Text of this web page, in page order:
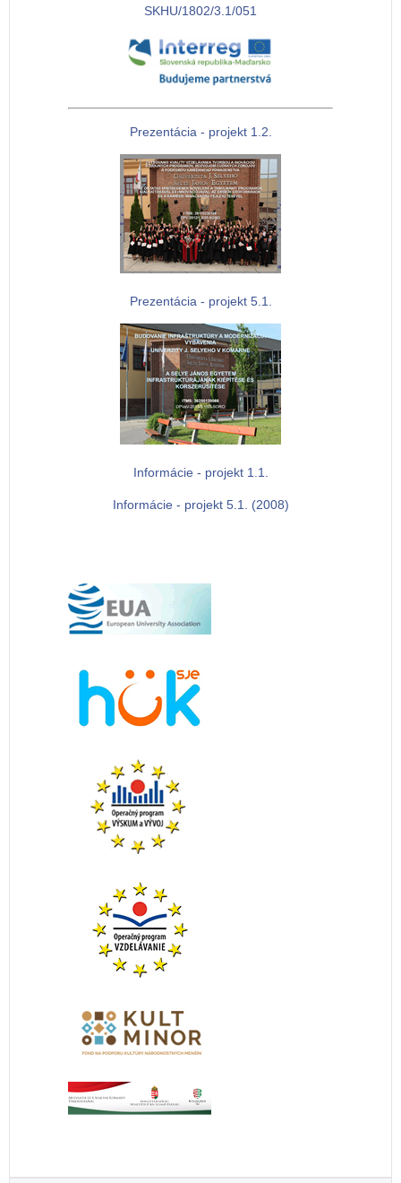
SKHU/1802/3.1/051
Prezentácia - projekt 1.2.
Prezentácia - projekt 5.1.
Informácie - projekt 1.1.
Informácie - projekt 5.1. (2008)